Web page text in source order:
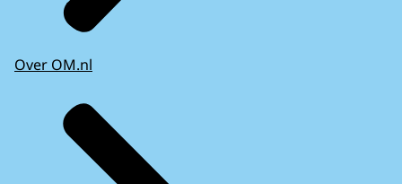
Over OM.nl